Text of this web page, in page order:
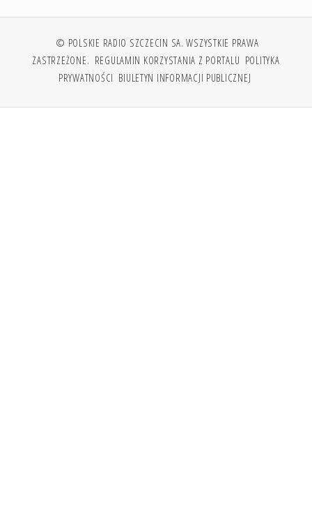
© POLSKIE RADIO SZCZECIN SA. WSZYSTKIE PRAWA
ZASTRZEŻONE. REGULAMIN KORZYSTANIA Z PORTALU POLITYKA
PRYWATNOŚCI BIULETYN INFORMACJI PUBLICZNEJ